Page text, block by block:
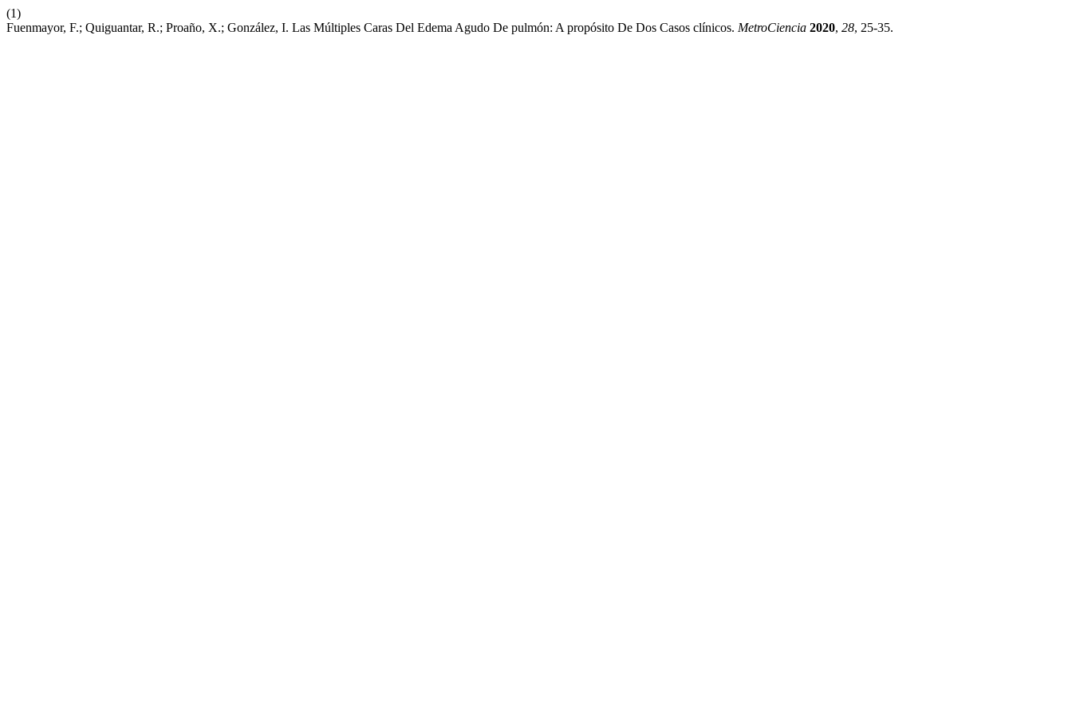
(1)
Fuenmayor, F.; Quiguantar, R.; Proaño, X.; González, I. Las Múltiples Caras Del Edema Agudo De pulmón: A propósito De Dos Casos clínicos. MetroCiencia 2020, 28, 25-35.